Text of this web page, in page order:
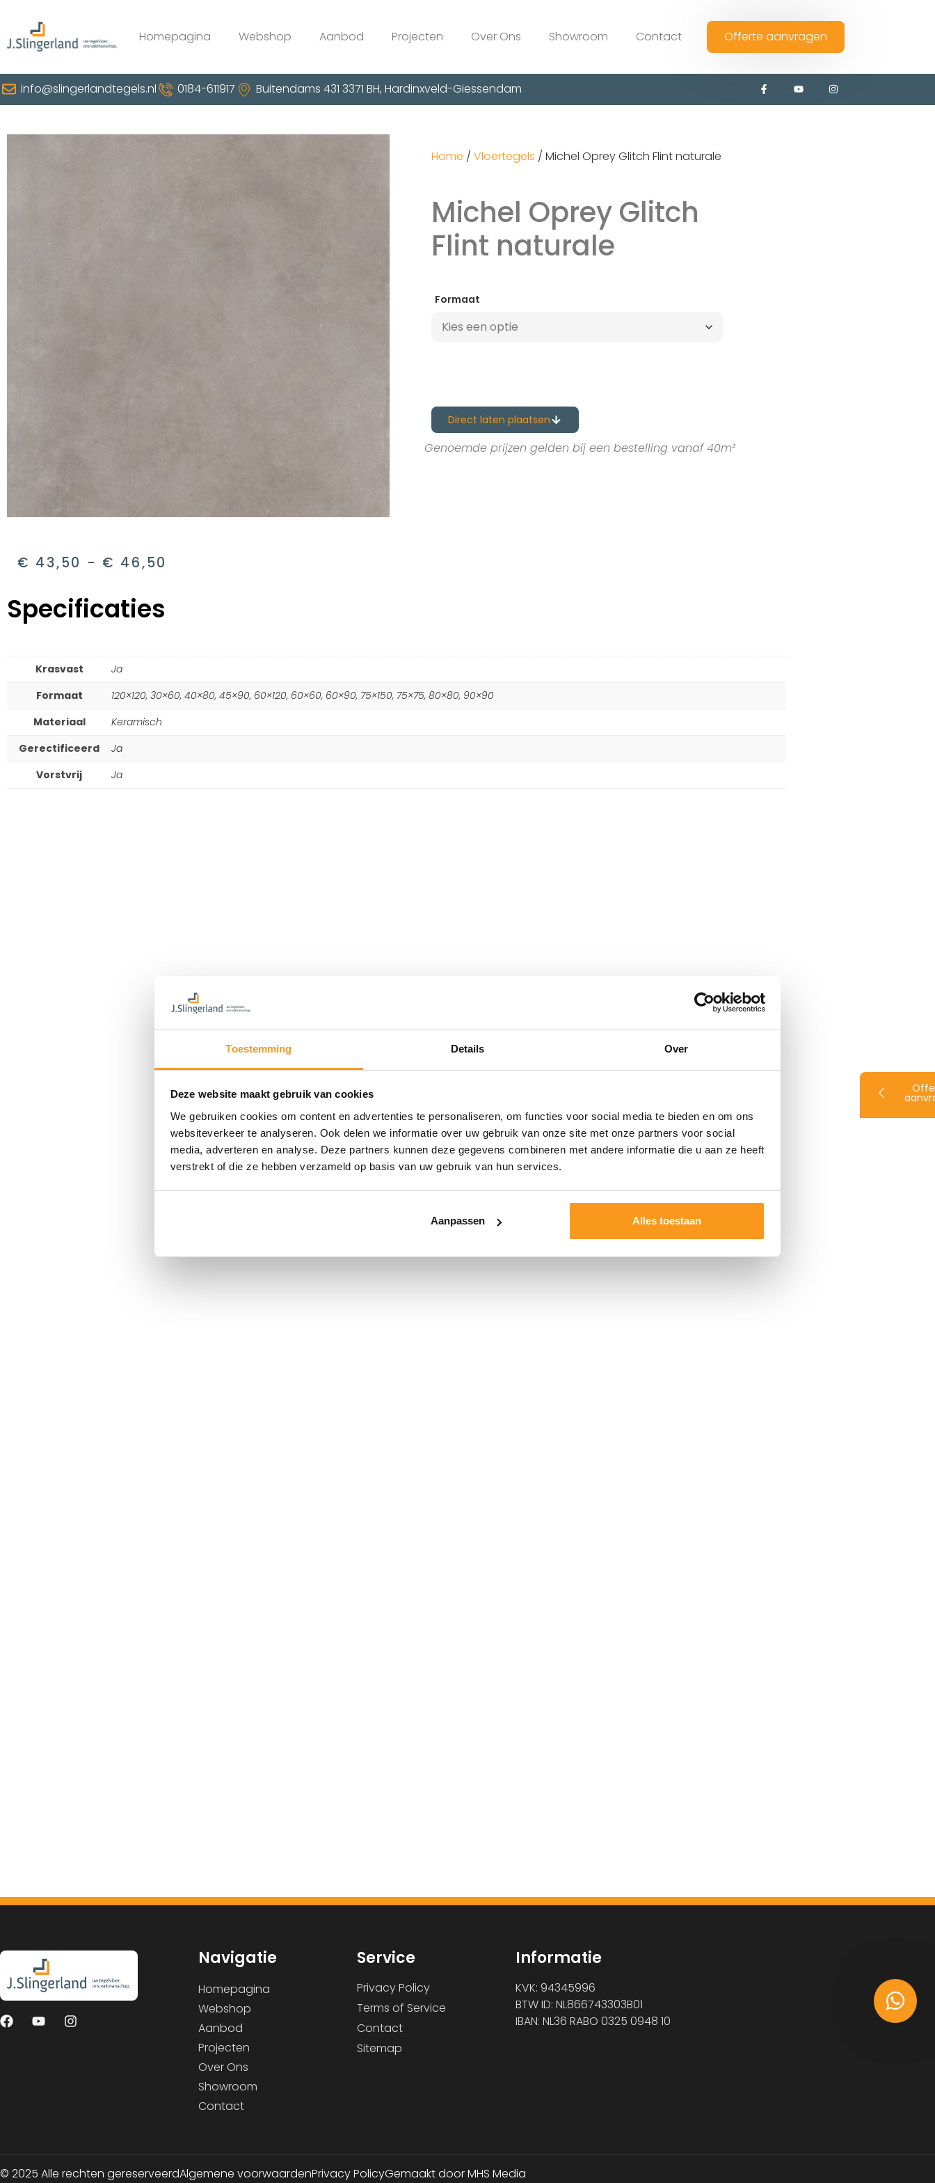
Toestemming Details Over
Deze website maakt gebruik van cookies
We gebruiken cookies om content en advertenties te personaliseren, om functies voor social media te bieden en om ons
websiteverkeer te analyseren. Ook delen we informatie over uw gebruik van onze site met onze partners voor social
media, adverteren en analyse. Deze partners kunnen deze gegevens combineren met andere informatie die u aan ze heeft
verstrekt of die ze hebben verzameld op basis van uw gebruik van hun services.
Aanpassen Alles toestaan
Homepagina Webshop Aanbod Projecten Over Ons Showroom Contact Offerte aanvragen
info@slingerlandtegels.nl 0184-611917 Buitendams 431 3371 BH, Hardinxveld-Giessendam
€ 43,50 - € 46,50
Home / Vloertegels / Michel Oprey Glitch Flint naturale
Michel Oprey Glitch
Flint naturale
Formaat
Direct laten plaatsen
Genoemde prijzen gelden bij een bestelling vanaf 40m²
Specificaties
Krasvast
Ja
Formaat
120×120, 30×60, 40×80, 45×90, 60×120, 60×60, 60×90, 75×150, 75×75, 80×80, 90×90
Materiaal
Keramisch
Gerectificeerd
Ja
Vorstvrij
Ja
Navigatie
Homepagina
Webshop
Aanbod
Projecten
Over Ons
Showroom
Contact
Service
Privacy Policy
Terms of Service
Contact
Sitemap
Informatie
KVK: 94345996
BTW ID: NL866743303B01
IBAN: NL36 RABO 0325 0948 10
© 2025 Alle rechten gereserveerdAlgemene voorwaardenPrivacy PolicyGemaakt door MHS Media